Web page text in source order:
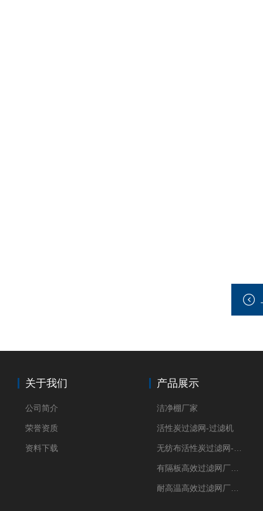
关于我们
公司简介
荣誉资质
资料下载
产品展示
洁净棚厂家
活性炭过滤网-过滤机